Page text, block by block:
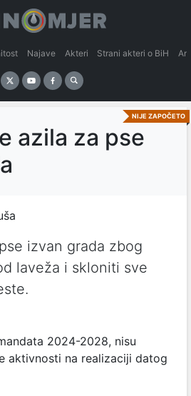
Najave Akteri Strani akteri o BiH
NIJE ZAPOČETO
azila za pse
izvan grada zbog
laveža i skloniti sve
2024-2028, nisu
aktivnosti na realizaciji datog